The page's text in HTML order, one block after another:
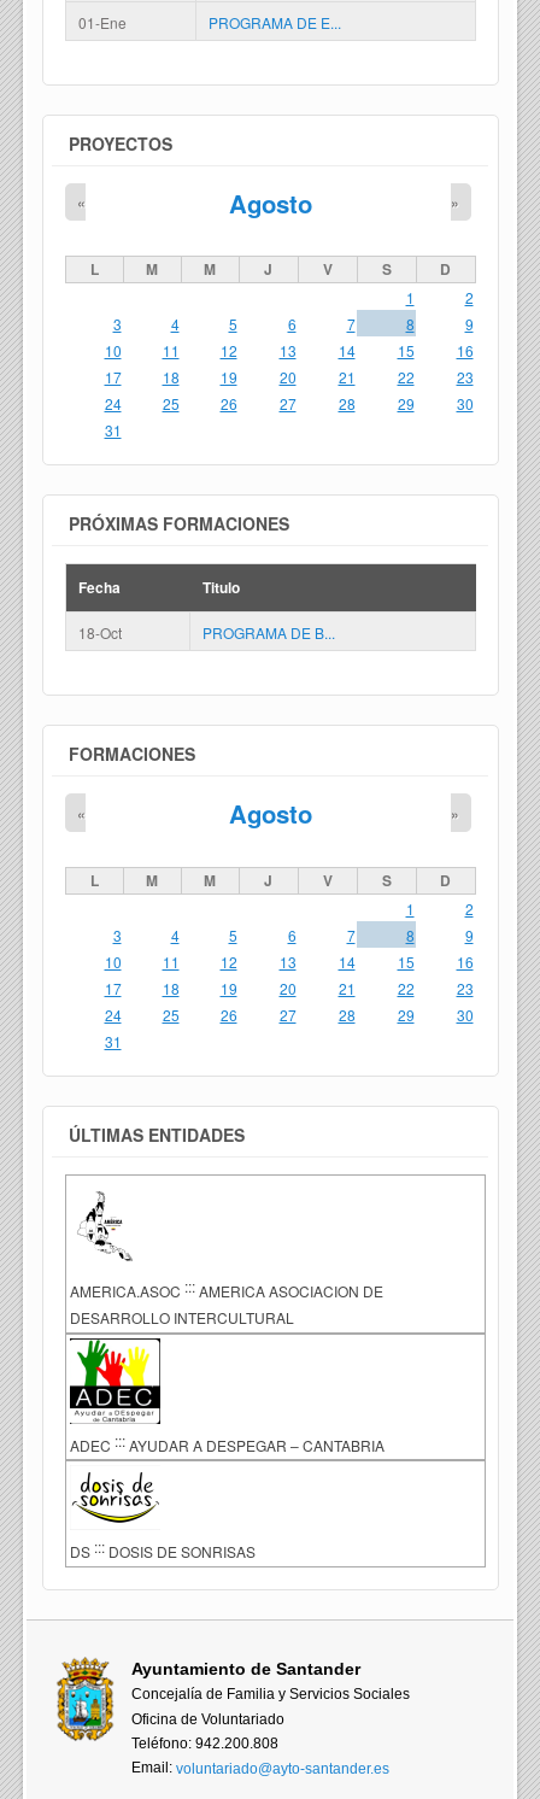
01-Ene
PROGRAMA DE E...
PROYECTOS
Agosto
« »
L M M J V S D
1
2
3
4 5 6 7 8
9
10
11 12 13 14 15
16
17
18 19 20 21 22
23
24
25 26 27 28 29
30
31
PRÓXIMAS FORMACIONES
Fecha Titulo
18-Oct PROGRAMA DE B...
FORMACIONES
Agosto
« »
L M M J V S D
1
2
3
4 5 6 7 8
9
10
11 12 13 14 15
16
17
18 19 20 21 22
23
24
25 26 27 28 29
30
31
ÚLTIMAS ENTIDADES
AMERICA.ASOC ::: AMERICA ASOCIACION DE
DESARROLLO INTERCULTURAL
ADEC ::: AYUDAR A DESPEGAR – CANTABRIA
DS ::: DOSIS DE SONRISAS
Ayuntamiento de Santander
Concejalía de Familia y Servicios Sociales
Oficina de Voluntariado
Teléfono: 942.200.808
Email:voluntariado@ayto-santander.es